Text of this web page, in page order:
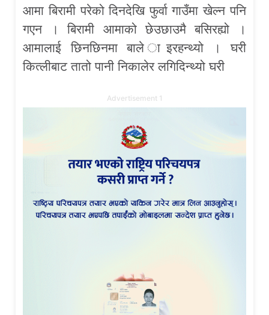
आमा बिरामी परेको दिनदेखि फुर्वा गाउँमा खेल्न पनि
गएन । बिरामी आमाको छेउछाउमै बसिरह्यो ।
आमालाई छिनछिनमा बाले ाइरहन्थ्यो । घरी
कित्लीबाट तातो पानी निकालेर लगिदिन्थ्यो घरी
Advertisement 1